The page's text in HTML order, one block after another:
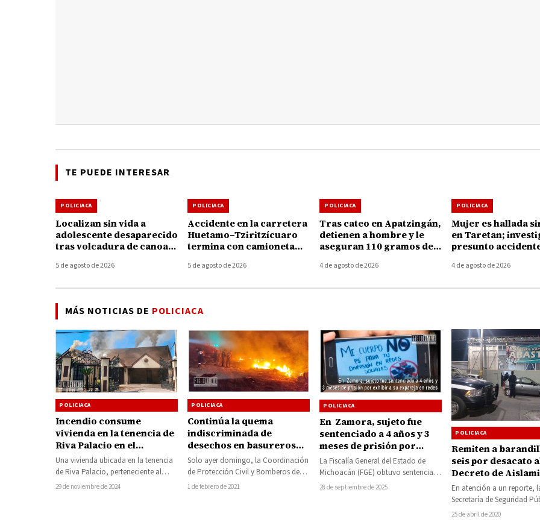
TE PUEDE INTERESAR
POLICIACA
Localizan sin vida a
adolescente desaparecido
tras volcadura de canoa
5 de agosto de 2026
POLICIACA
Accidente en la carretera
Huetamo–Tziritzícuaro
termina con camioneta
desaparece del lugar
5 de agosto de 2026
POLICIACA
Tras cateo en Apatzingán,
detienen a hombre y le
aseguran 110 gramos de
4 de agosto de 2026
POLICIACA
Mujer es hallada
en Taretan;
presunto
4 de agosto de 2026
MÁS NOTICIAS DE POLICIACA
POLICIACA
Incendio consume
vivienda en la tenencia de
Riva Palacio en el
municipio de San Lucas
Una vivienda ubicada en la tenencia
de Riva Palacio, perteneciente al
municipio de San Lucas, fue
29 de noviembre de 2024
POLICIACA
Continúa la quema
indiscriminada de
desechos en basureros
clandestinos de Huetamo
Solo ayer domingo, la Coordinación
de Protección Civil y Bomberos de
Huetamo, sofocaron al menos 7
1 de febrero de 2021
POLICIACA
En Zamora, sujeto fue
sentenciado a 4 años y 3
meses de prisión por
exhibir a su expareja en
redes
La Fiscalía General del Estado de
Michoacán (FGE) obtuvo sentencia
condenatoria de 4 años y 3 meses
28 de septiembre de 2025
POLICIACA
Remiten a
seis por desacato
Decreto de
Obligatorio
En atención a un reporte,
Secretaría de Seguridad
(SSP), remitió a Barandilla a
25 de abril de 2020